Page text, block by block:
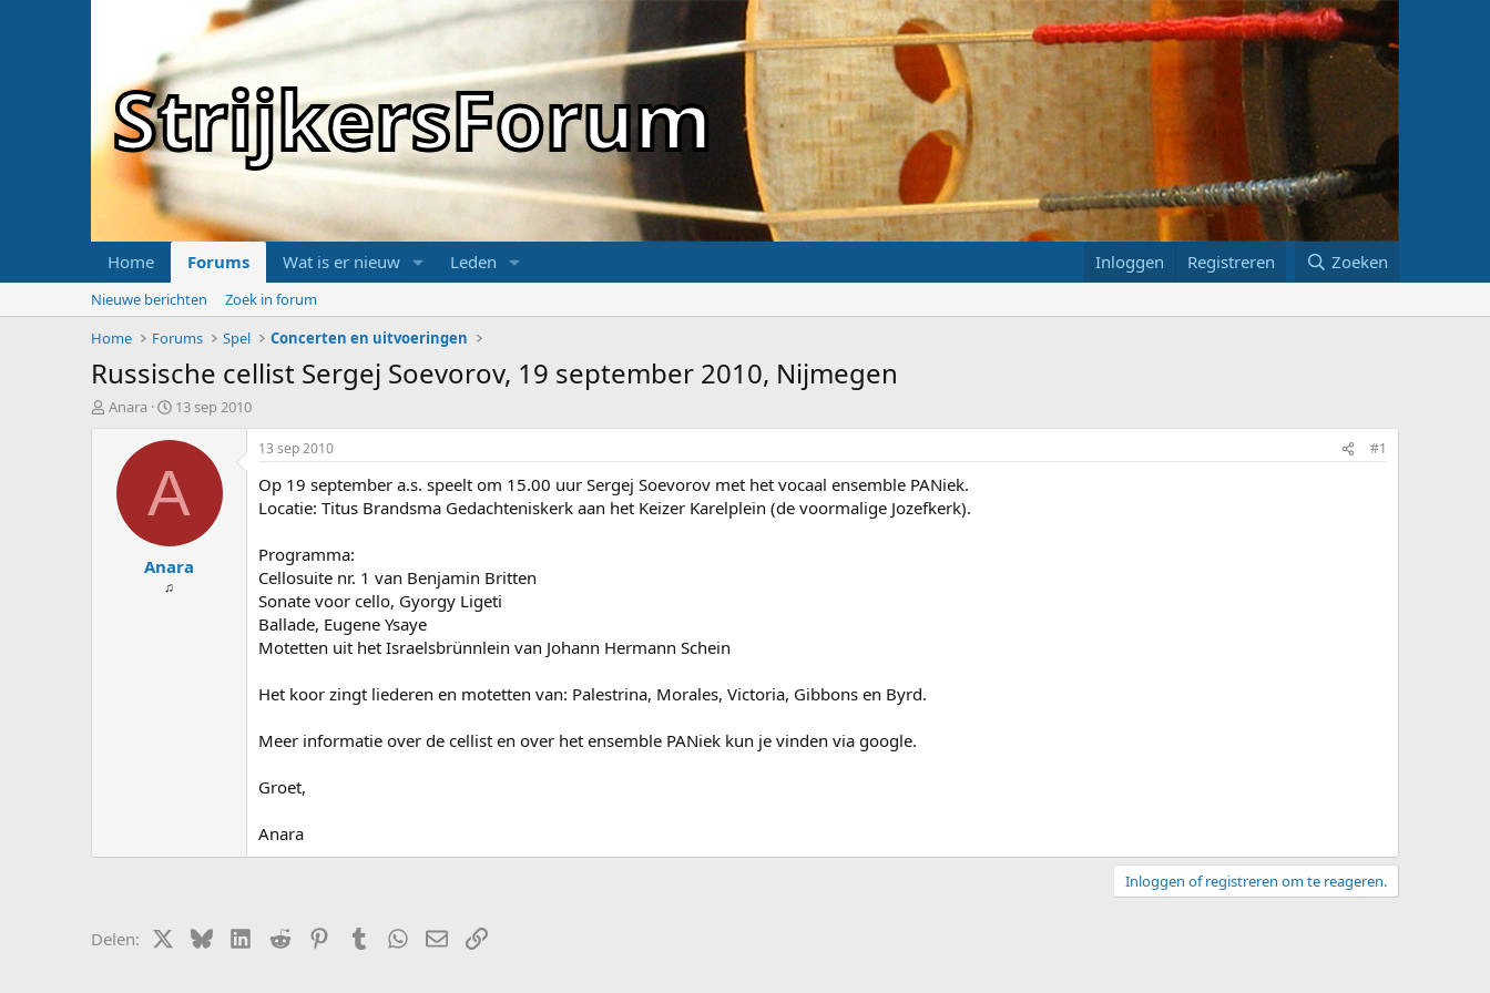
StrijkersForum
Home Forums Wat is er nieuw Leden Inloggen Registreren Zoeken
Nieuwe berichten
Zoek in forum
Home
Forums Spel Concerten en uitvoeringen
Russische cellist Sergej Soevorov, 19 september 2010, Nijmegen
T
Anara
S
a
t
d
t
u
13 sep 2010
A
Anara
♫
13 sep 2010 #1
Op 19 september a.s. speelt om 15.00 uur Sergej Soevorov met het vocaal ensemble PANiek.
Locatie: Titus Brandsma Gedachteniskerk aan het Keizer Karelplein (de voormalige Jozefkerk).
Programma:
Cellosuite nr. 1 van Benjamin Britten
Sonate voor cello, Gyorgy Ligeti
Ballade, Eugene Ysaye
Motetten uit het Israelsbrünnlein van Johann Hermann Schein
Het koor zingt liederen en motetten van: Palestrina, Morales, Victoria, Gibbons en Byrd.
Meer informatie over de cellist en over het ensemble PANiek kun je vinden via google.
Groet,
Anara
Inloggen of registreren om te reageren.
Delen: X (Twitter)
BlueskyLinkedIn
Reddit PinterestTumblrWhatsApp
E-mailLink